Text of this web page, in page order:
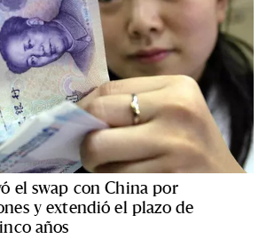
el swap con China por
y extendió el plazo de
años